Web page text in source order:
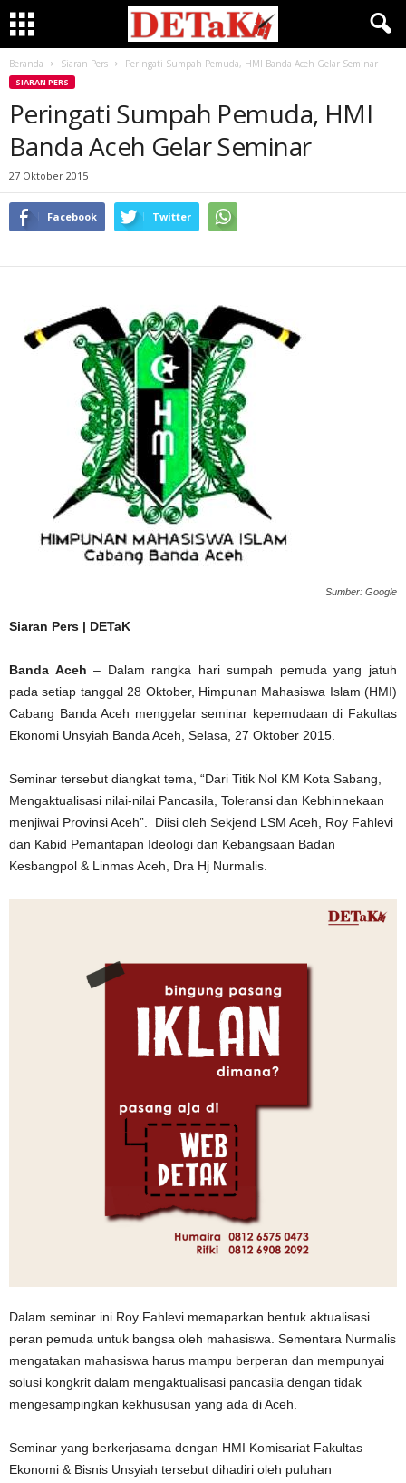
Beranda Siaran Pers Peringati Sumpah Pemuda, HMI Banda Aceh Gelar Seminar
SIARAN PERS
Peringati Sumpah Pemuda, HMI
Banda Aceh Gelar Seminar
27 Oktober 2015
Facebook Twitter
Sumber: Google
Siaran Pers | DETaK
Banda Aceh – Dalam rangka hari sumpah pemuda yang jatuh
pada setiap tanggal 28 Oktober, Himpunan Mahasiswa Islam (HMI)
Cabang Banda Aceh menggelar seminar kepemudaan di Fakultas
Ekonomi Unsyiah Banda Aceh, Selasa, 27 Oktober 2015.
Seminar tersebut diangkat tema, “Dari Titik Nol KM Kota Sabang,
Mengaktualisasi nilai-nilai Pancasila, Toleransi dan Kebhinnekaan
menjiwai Provinsi Aceh”. Diisi oleh Sekjend LSM Aceh, Roy Fahlevi
dan Kabid Pemantapan Ideologi dan Kebangsaan Badan
Kesbangpol & Linmas Aceh, Dra Hj Nurmalis.
Dalam seminar ini Roy Fahlevi memaparkan bentuk aktualisasi
peran pemuda untuk bangsa oleh mahasiswa. Sementara Nurmalis
mengatakan mahasiswa harus mampu berperan dan mempunyai
solusi kongkrit dalam mengaktualisasi pancasila dengan tidak
mengesampingkan kekhususan yang ada di Aceh.
Seminar yang berkerjasama dengan HMI Komisariat Fakultas
Ekonomi & Bisnis Unsyiah tersebut dihadiri oleh puluhan